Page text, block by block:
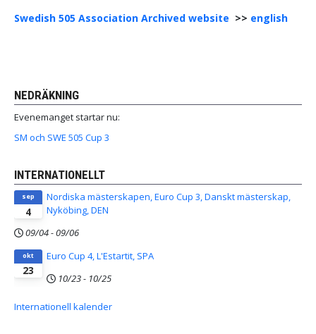
Swedish 505 Association Archived website >> english
NEDRÄKNING
Evenemanget startar nu:
SM och SWE 505 Cup 3
INTERNATIONELLT
4
sep
Nordiska mästerskapen, Euro Cup 3, Danskt mästerskap,
Nyköbing, DEN
09/04-09/06
23
okt
Euro Cup 4, L'Estartit, SPA
10/23- 10/25
Internationell kalender